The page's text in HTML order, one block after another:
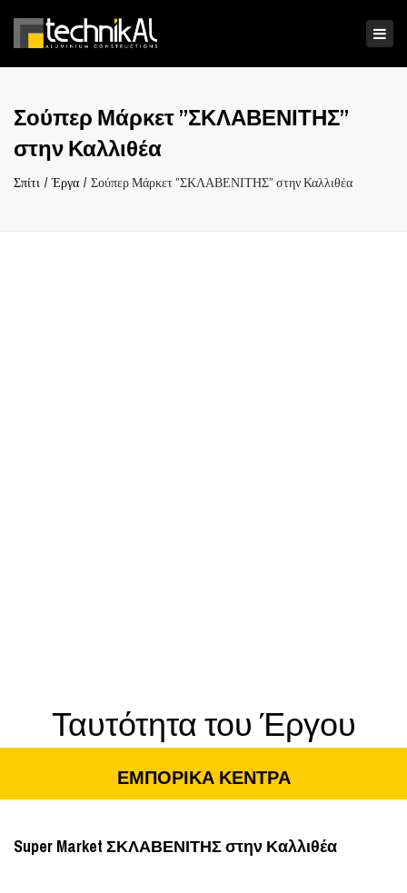
Σούπερ Μάρκετ ”ΣΚΛΑΒΕΝΙΤΗΣ”
στην Καλλιθέα
Σπίτι Έργα Σούπερ Μάρκετ ”ΣΚΛΑΒΕΝΙΤΗΣ” στην Καλλιθέα
Ταυτότητα του Έργου
ΕΜΠΟΡΙΚΑ ΚΕΝΤΡΑ
Super Market ΣΚΛΑΒΕΝΙΤΗΣ στην Καλλιθέα